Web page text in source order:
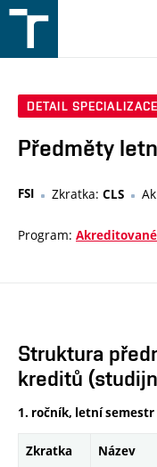
v
DETAIL SPECIALIZACE
Předměty
FSI Zkratka: CLS
Program:
Struktura
kreditů
1. ročník, letní semestr
Zkratka Název